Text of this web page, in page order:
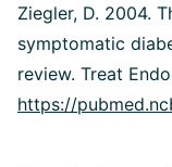
Ziegler, D. 2004.
symptomatic
review. Treat
https://